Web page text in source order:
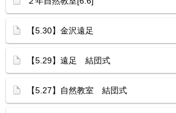
【5.30】金沢遠足
【5.29】遠足 結団式
【5.27】自然教室 結団式